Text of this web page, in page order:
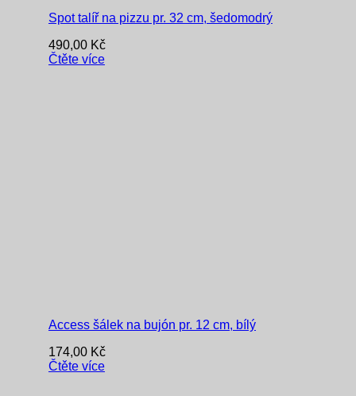
Spot talíř na pizzu pr. 32 cm, šedomodrý
490,00 Kč
Čtěte více
Access šálek na bujón pr. 12 cm, bílý
174,00 Kč
Čtěte více